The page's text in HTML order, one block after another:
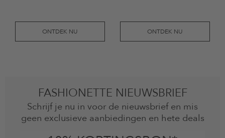
ONTDEK NU ONTDEK NU
FASHIONETTE NIEUWSBRIEF
Schrijf je nu in voor de nieuwsbrief en mis
geen exclusieve aanbiedingen en hete deals